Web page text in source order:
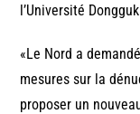
l’Université
«Le Nord a
mesures sur la
proposer un